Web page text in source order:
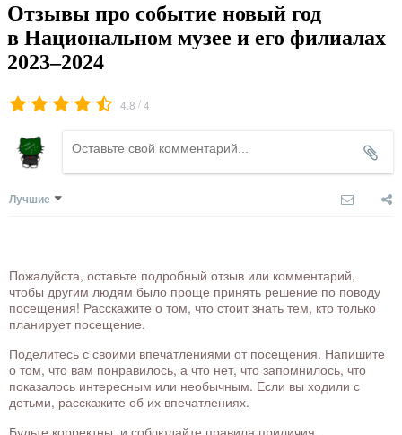
Отзывы про событие новый год
в Национальном музее и его филиалах
2023–2024
4.8 /4
Лучшие
Пожалуйста, оставьте подробный отзыв или комментарий,
чтобы другим людям было проще принять решение по поводу
посещения! Расскажите о том, что стоит знать тем, кто только
планирует посещение.
Поделитесь с своими впечатлениями от посещения. Напишите
о том, что вам понравилось, а что нет, что запомнилось, что
показалось интересным или необычным. Если вы ходили с
детьми, расскажите об их впечатлениях.
Будьте корректны, и соблюдайте правила приличия.